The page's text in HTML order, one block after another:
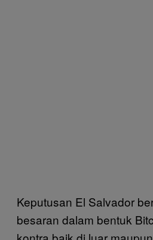
Keputusan El Salvador
besaran dalam bentuk